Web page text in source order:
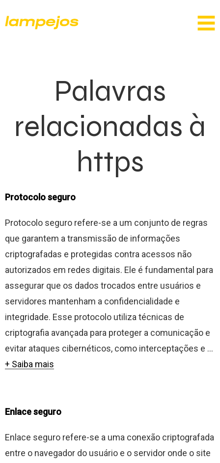
Palavras
relacionadas à
https
Protocolo seguro
Protocolo seguro refere-se a um conjunto de regras
que garantem a transmissão de informações
criptografadas e protegidas contra acessos não
autorizados em redes digitais. Ele é fundamental para
assegurar que os dados trocados entre usuários e
servidores mantenham a confidencialidade e
integridade. Esse protocolo utiliza técnicas de
criptografia avançada para proteger a comunicação e
evitar ataques cibernéticos, como interceptações e ...
+ Saiba mais
Enlace seguro
Enlace seguro refere-se a uma conexão criptografada
entre o navegador do usuário e o servidor onde o site